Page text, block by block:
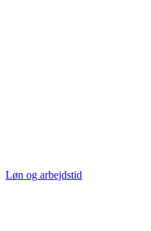
Løn og arbejdstid